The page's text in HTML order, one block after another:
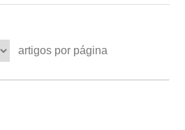
artigos por página